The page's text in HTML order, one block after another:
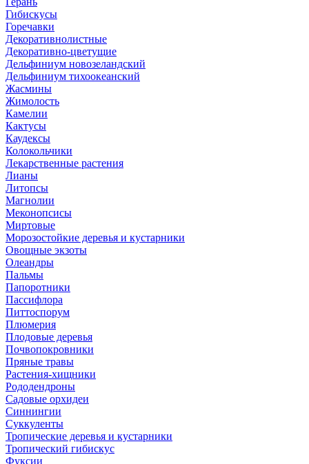
Гибискусы
Горечавки
Декоративнолистные
Декоративно-цветущие
Дельфиниум новозеландский
Дельфиниум тихоокеанский
Жасмины
Жимолость
Камелии
Кактусы
Каудексы
Колокольчики
Лекарственные растения
Лианы
Литопсы
Магнолии
Меконопсисы
Миртовые
Морозостойкие деревья и кустарники
Овощные экзоты
Олеандры
Пальмы
Папоротники
Пассифлора
Питтоспорум
Плюмерия
Плодовые деревья
Почвопокровники
Пряные травы
Растения-хищники
Рододендроны
Садовые орхидеи
Синнингии
Суккуленты
Тропические деревья и кустарники
Тропический гибискус
Фуксии